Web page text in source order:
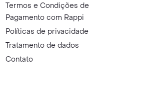
Termos e Condições de
Pagamento com Rappi
Políticas de privacidade
Tratamento de dados
Contato